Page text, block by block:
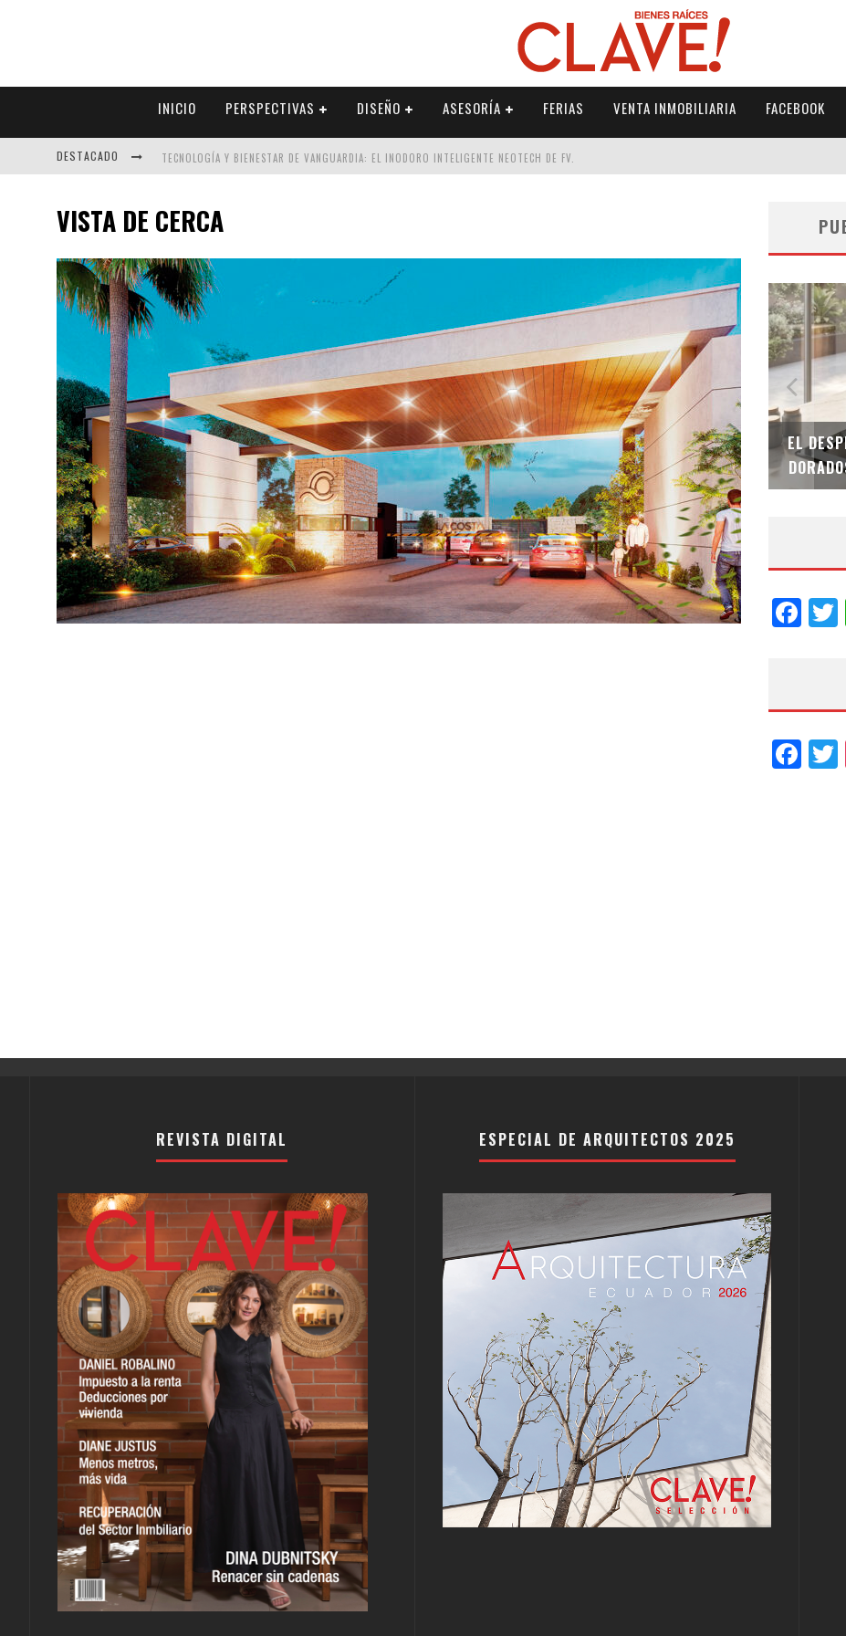
INICIO PERSPECTIVAS DISEÑO ASESORÍA FERIAS VENTA INMOBILIARIA FACEBOOK
DESTACADO TECNOLOGÍA Y BIENESTAR DE VANGUARDIA: EL INODORO INTELIGENTE NEOTECH DE FV.
ALEXANDRA BEDOYA – LA CONSTANCIA DETRÁS DE LA PALETERÍA
EL DESPERTAR DE LA CALIDEZ: ACABADOS DORADOS DE FV PARA ELEVAR TU ESPACIO
VISTA DE CERCA
SAINT-GOBAIN IMPTEK – XI CONVENCIÓN
INTERNACIONAL
EL
REVISTA DIGITAL ESPECIAL DE ARQUITECTOS 2025